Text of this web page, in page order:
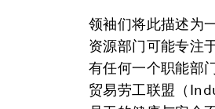
领袖们将此描述为
资源部门可能专注
有任何一个职能部
贸易劳工联盟（